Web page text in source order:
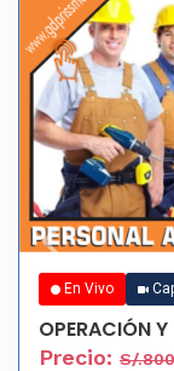
En Vivo
OPERACIÓN
Precio: S/.800